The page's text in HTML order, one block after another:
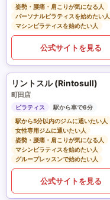
姿勢・腰痛・肩こりが気になる人
パーソナルピラティスを始めたい人
マシンピラティスを始めたい人
公式サイトを見る
リントスル (Rintosull)
町田店
ピラティス
駅から車で6分
駅から5分以内のジムに通いたい人
女性専用ジムに通いたい人
姿勢・腰痛・肩こりが気になる人
マシンピラティスを始めたい人
グループレッスンで始めたい人
公式サイトを見る